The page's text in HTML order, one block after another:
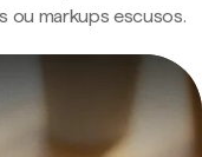
ou markups escusos.